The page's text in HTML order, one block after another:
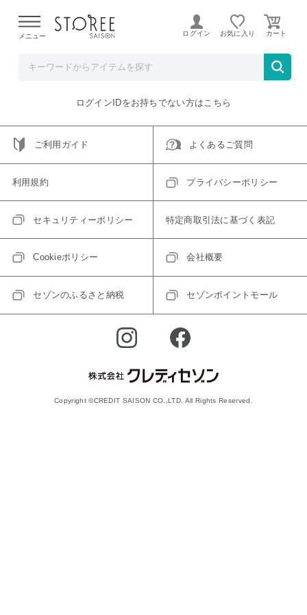
よる配送遅延が発生しております。
メニュー ログイン お気に入り
ご指定のアイテムは取り扱い終了、またはただいま取り扱い
トップへ戻る
ログインIDをお持ちでない方はこちら
ご利用ガイド よくあるご質問
利用規約 プライバシーポリシー
セキュリティーポリシー 特定商取引法に基づく表記
Cookieポリシー 会社概要
セゾンのふるさと納税 セゾンポイントモール
Copyright ©CREDIT SAISON CO.,LTD. All Rights Reserved.